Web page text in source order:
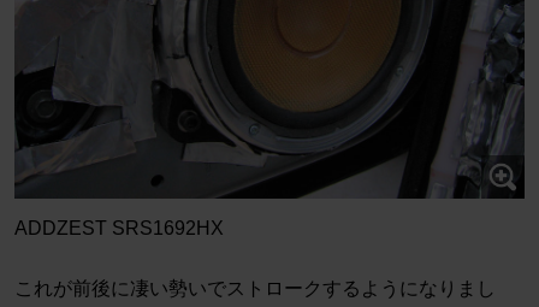
ADDZEST SRS1692HX
これが前後に凄い勢いでストロークするようになりまし